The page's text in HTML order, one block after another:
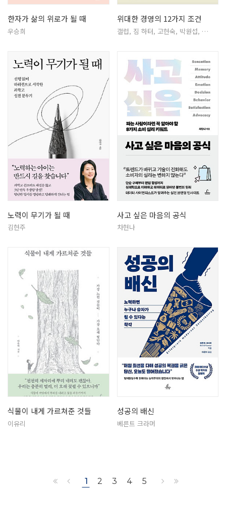
한자가 삶의 위로가 될 때
우승희
위대한 경영의 12가지 조건
갤럽, 짐 하터, 고현숙, 박원섭, …
노력이 무기가 될 때
김현주
사고 싶은 마음의 공식
차현나
식물이 내게 가르쳐준 것들
이유리
성공의 배신
베른트 크라머
1 2 3 4 5